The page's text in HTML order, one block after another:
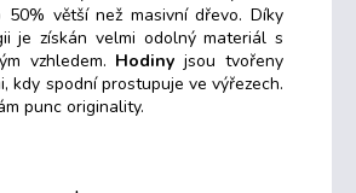
větší než masivní dřevo. Díky
je získán velmi odolný materiál s
vzhledem. Hodiny jsou tvořeny
kdy spodní prostupuje ve výřezech.
punc originality.